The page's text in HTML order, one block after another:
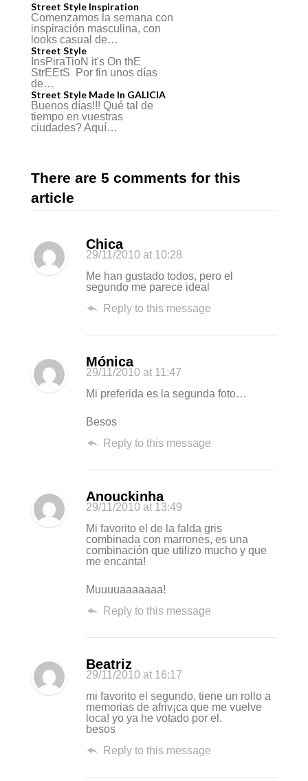
Street Style Inspiration
Comenzamos la semana con
inspiración masculina, con
looks casual de…
Street Style
InsPiraTioN it's On thE
StrEEtS Por fin unos días
de…
Street Style Made In GALICIA
Buenos días!!! Qué tal de
tiempo en vuestras
ciudades? Aquí…
There are 5 comments for this
article
Chica
29/11/2010 at 10:28
Me han gustado todos, pero el
segundo me parece ideal
Reply to this message
Mónica
29/11/2010 at 11:47
Mi preferida es la segunda foto…
Besos
Reply to this message
Anouckinha
29/11/2010 at 13:49
Mi favorito el de la falda gris
combinada con marrones, es una
combinación que utilizo mucho y que
me encanta!
Muuuuaaaaaaa!
Reply to this message
Beatriz
29/11/2010 at 16:17
mi favorito el segundo, tiene un rollo a
memorias de afriv¡ca que me vuelve
loca! yo ya he votado por el.
besos
Reply to this message